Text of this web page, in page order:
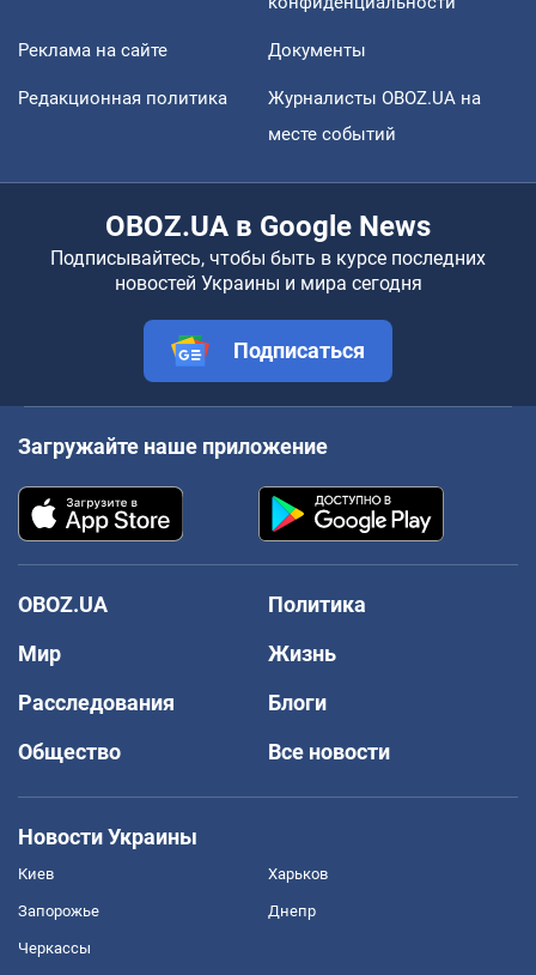
Реклама на сайте Документы
Редакционная политика
Журналисты OBOZ.UA на
месте событий
OBOZ.UA в Google News
Подписывайтесь, чтобы быть в курсе последних
новостей Украины и мира сегодня
Подписаться
Загружайте наше приложение
OBOZ.UA
Политика
Мир
Жизнь
Расследования
Блоги
Общество
Все новости
Новости Украины
Киев Харьков
Запорожье Днепр
Черкассы